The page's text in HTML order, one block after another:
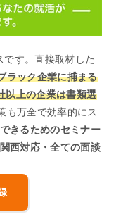
す。直接取材した
ラック企業に捕まる
以上の企業は書類選
も万全で効率的にス
きるためのセミナー
西対応・全ての面談